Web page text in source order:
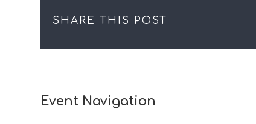
SHARE THIS POST
Event Navigation